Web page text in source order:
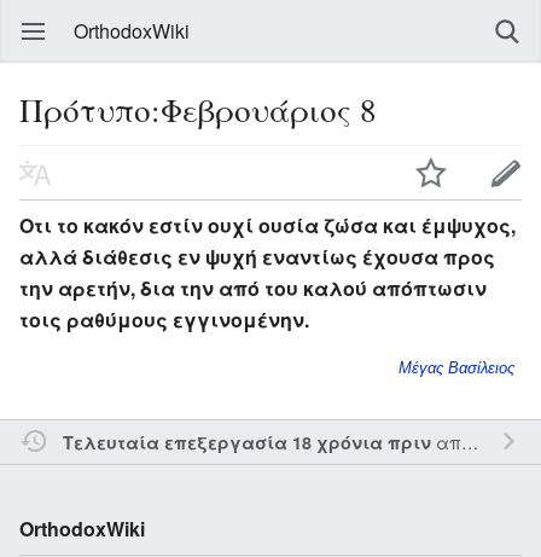
OrthodoxWiki
Πρότυπο:Φεβρουάριος 8
Οτι το κακόν εστίν ουχί ουσία ζώσα και έμψυχος,
αλλά διάθεσις εν ψυχή εναντίως έχουσα προς
την αρετήν, δια την από του καλού απόπτωσιν
τοις ραθύμους εγγινομένην.
Μέγας Βασίλειος
Τελευταία επεξεργασία 18 χρόνια πριναπό τον την
OrthodoxWiki